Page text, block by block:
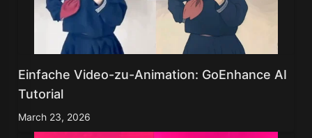
Einfache Video-zu-Animation: GoEnhance AI
Tutorial
March 23, 2026